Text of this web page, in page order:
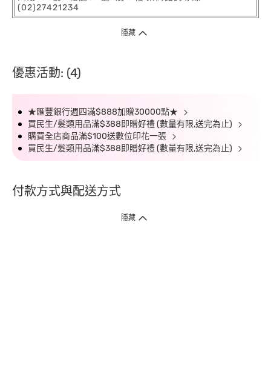
(02)27421234
隱藏
優惠活動: (4)
★匯豐銀行週四滿$888加贈30000點★
買民生/髮類用品滿$388即贈好禮 (數量有限,送完為止)
購買全店商品滿$100送數位印花一張
買民生/髮類用品滿$388即贈好禮 (數量有限,送完為止)
付款方式與配送方式
隱藏